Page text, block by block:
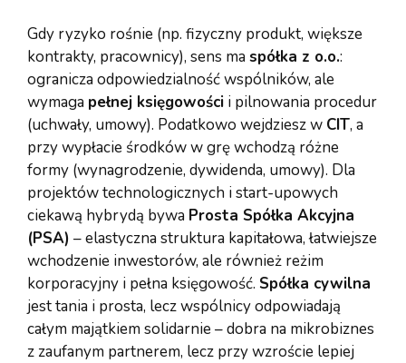
Gdy ryzyko rośnie (np. fizyczny produkt, większe
kontrakty, pracownicy), sens ma spółka z o.o.:
ogranicza odpowiedzialność wspólników, ale
wymaga pełnej księgowości i pilnowania procedur
(uchwały, umowy). Podatkowo wejdziesz w CIT, a
przy wypłacie środków w grę wchodzą różne
formy (wynagrodzenie, dywidenda, umowy). Dla
projektów technologicznych i start-upowych
ciekawą hybrydą bywa Prosta Spółka Akcyjna
(PSA) – elastyczna struktura kapitałowa, łatwiejsze
wchodzenie inwestorów, ale również reżim
korporacyjny i pełna księgowość. Spółka cywilna
jest tania i prosta, lecz wspólnicy odpowiadają
całym majątkiem solidarnie – dobra na mikrobiznes
z zaufanym partnerem, lecz przy wzroście lepiej